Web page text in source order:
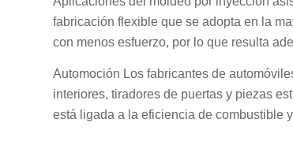
fabricación flexible que se adopta en la
con menos esfuerzo, por lo que resulta
Automoción Los fabricantes de
interiores, tiradores de puertas y piezas
está ligada a la eficiencia de combustible